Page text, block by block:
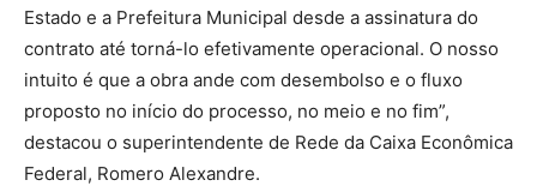
Estado e a Prefeitura Municipal desde a assinatura do
contrato até torná-lo efetivamente operacional. O nosso
intuito é que a obra ande com desembolso e o fluxo
proposto no início do processo, no meio e no fim”,
destacou o superintendente de Rede da Caixa Econômica
Federal, Romero Alexandre.